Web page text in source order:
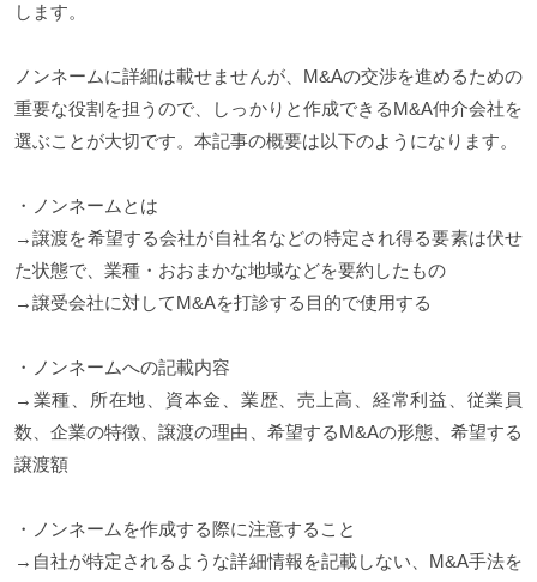
します。
ノンネームに詳細は載せませんが、M&Aの交渉を進めるための
重要な役割を担うので、しっかりと作成できるM&A仲介会社を
選ぶことが大切です。本記事の概要は以下のようになります。
・ノンネームとは
→譲渡を希望する会社が自社名などの特定され得る要素は伏せ
た状態で、業種・おおまかな地域などを要約したもの
→譲受会社に対してM&Aを打診する目的で使用する
・ノンネームへの記載内容
→業種、所在地、資本金、業歴、売上高、経常利益、従業員
数、企業の特徴、譲渡の理由、希望するM&Aの形態、希望する
譲渡額
・ノンネームを作成する際に注意すること
→自社が特定されるような詳細情報を記載しない、M&A手法を